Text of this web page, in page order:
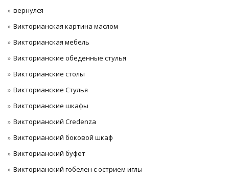
вернулся
Викторианская картина маслом
Викторианская мебель
Викторианские обеденные стулья
Викторианские столы
Викторианские Стулья
Викторианские шкафы
Викторианский Credenza
Викторианский боковой шкаф
Викторианский буфет
Викторианский гобелен с острием иглы